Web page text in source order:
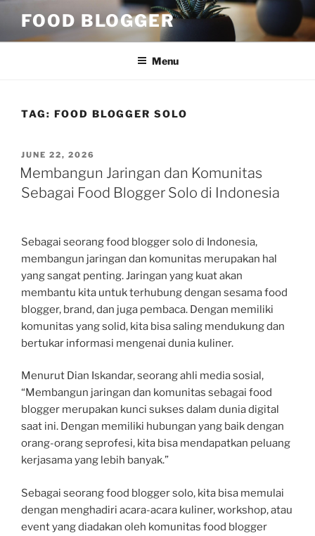
content
FOOD BLOGGER
Menu
TAG: FOOD BLOGGER SOLO
POSTED
ON
JUNE 22, 2026
Membangun Jaringan dan Komunitas
Sebagai Food Blogger Solo di Indonesia
Sebagai seorang food blogger solo di Indonesia,
membangun jaringan dan komunitas merupakan hal
yang sangat penting. Jaringan yang kuat akan
membantu kita untuk terhubung dengan sesama food
blogger, brand, dan juga pembaca. Dengan memiliki
komunitas yang solid, kita bisa saling mendukung dan
bertukar informasi mengenai dunia kuliner.
Menurut Dian Iskandar, seorang ahli media sosial,
“Membangun jaringan dan komunitas sebagai food
blogger merupakan kunci sukses dalam dunia digital
saat ini. Dengan memiliki hubungan yang baik dengan
orang-orang seprofesi, kita bisa mendapatkan peluang
kerjasama yang lebih banyak.”
Sebagai seorang food blogger solo, kita bisa memulai
dengan menghadiri acara-acara kuliner, workshop, atau
event yang diadakan oleh komunitas food blogger